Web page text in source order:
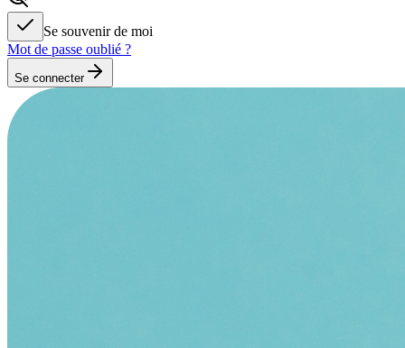
Se souvenir de moi
Mot de passe oublié ?
Se connecter